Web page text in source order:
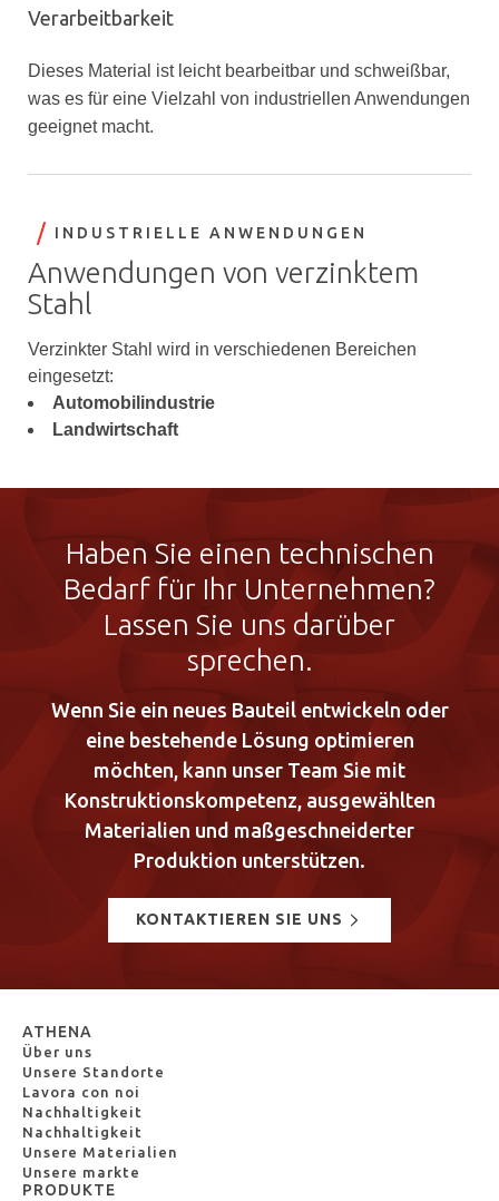
Verarbeitbarkeit
Dieses Material ist leicht bearbeitbar und schweißbar,
was es für eine Vielzahl von industriellen Anwendungen
geeignet macht.
INDUSTRIELLE ANWENDUNGEN
Anwendungen von verzinktem
Stahl
Verzinkter Stahl wird in verschiedenen Bereichen
eingesetzt:
Automobilindustrie
Landwirtschaft
Haben Sie einen technischen
Bedarf für Ihr Unternehmen?
Lassen Sie uns darüber
sprechen.
Wenn Sie ein neues Bauteil entwickeln oder
eine bestehende Lösung optimieren
möchten, kann unser Team Sie mit
Konstruktionskompetenz, ausgewählten
Materialien und maßgeschneiderter
Produktion unterstützen.
KONTAKTIEREN SIE UNS
ATHENA
Über uns
Unsere Standorte
Lavora con noi
Nachhaltigkeit
Nachhaltigkeit
Unsere Materialien
Unsere markte
PRODUKTE